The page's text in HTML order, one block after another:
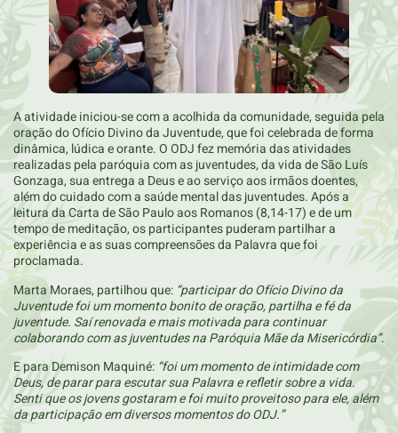
A atividade iniciou-se com a acolhida da comunidade, seguida pela
oração do Ofício Divino da Juventude, que foi celebrada de forma
dinâmica, lúdica e orante. O ODJ fez memória das atividades
realizadas pela paróquia com as juventudes, da vida de São Luís
Gonzaga, sua entrega a Deus e ao serviço aos irmãos doentes,
além do cuidado com a saúde mental das juventudes. Após a
leitura da Carta de São Paulo aos Romanos (8,14-17) e de um
tempo de meditação, os participantes puderam partilhar a
experiência e as suas compreensões da Palavra que foi
proclamada.
Marta Moraes, partilhou que: “participar do Ofício Divino da
Juventude foi um momento bonito de oração, partilha e fé da
juventude. Saí renovada e mais motivada para continuar
colaborando com as juventudes na Paróquia Mãe da Misericórdia”.
E para Demison Maquiné: “foi um momento de intimidade com
Deus, de parar para escutar sua Palavra e refletir sobre a vida.
Senti que os jovens gostaram e foi muito proveitoso para ele, além
da participação em diversos momentos do ODJ.”